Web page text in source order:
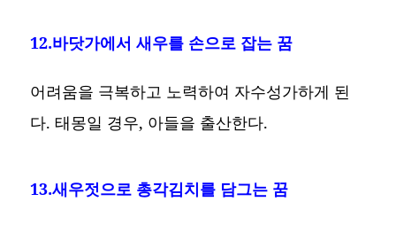
12.바닷가에서 새우를 손으로 잡는 꿈
어려움을 극복하고 노력하여 자수성가하게 된
다. 태몽일 경우, 아들을 출산한다.
13.새우젓으로 총각김치를 담그는 꿈